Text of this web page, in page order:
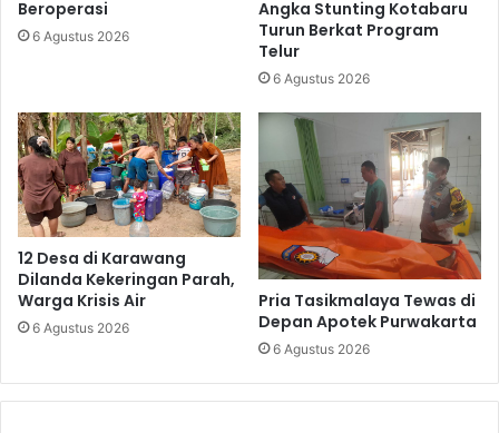
Beroperasi
6 Agustus 2026
Angka Stunting Kotabaru
Turun Berkat Program
Telur
6 Agustus 2026
12 Desa di Karawang
Dilanda Kekeringan Parah,
Warga Krisis Air
6 Agustus 2026
Pria Tasikmalaya Tewas di
Depan Apotek Purwakarta
6 Agustus 2026